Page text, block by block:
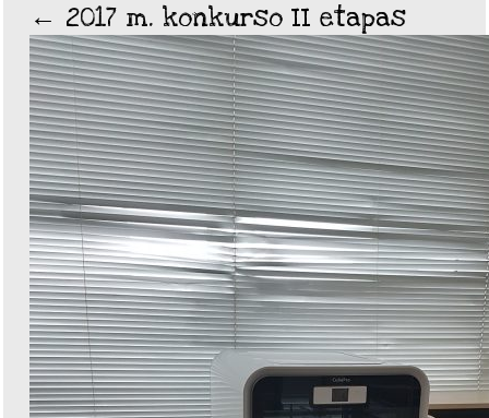
← 2017 m. konkurso II etapas